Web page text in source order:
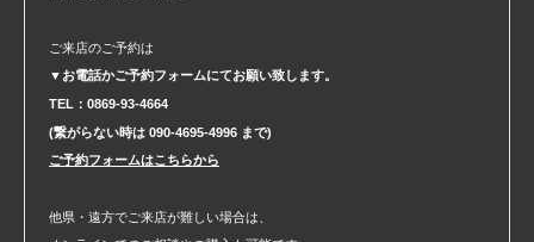
ご来店のご予約は
▼お電話かご予約フォームにてお願い致します。
TEL：0869-93-4664
(繋がらない時は 090-4695-4996 まで)
ご予約フォームはこちらから
他県・遠方でご来店が難しい場合は、